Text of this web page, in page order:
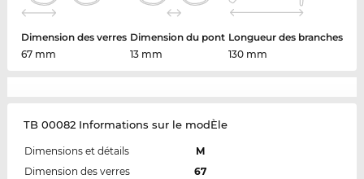
Dimension des verres
67 mm
Dimension du pont
13 mm
Longueur des branches
130 mm
TB 00082 Informations sur le modÈle
Dimensions et détails
M
Dimension des verres
67